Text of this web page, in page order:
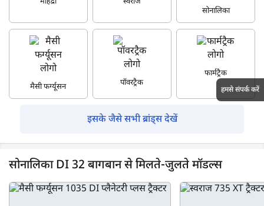
सोनालिका
मैसी फर्ग्यूसन पॉवरट्रैक
फार्मट्रैक
इसके जैसे सभी ब्रांड्स देखें
सोनालिका DI 32 बागबान से मिलते-जुलते मॉडल्स
हमसे संपर्क करें